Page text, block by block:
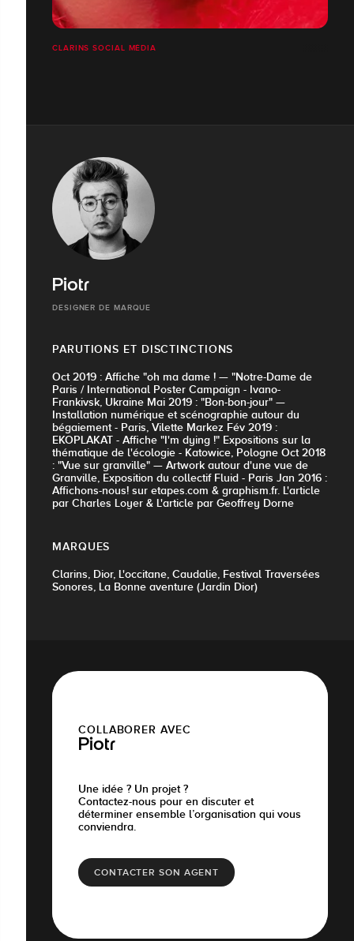
CLARINS SOCIAL MÉDIA
Piotr
DESIGNER DE MARQUE
PARUTIONS ET DISCTINCTIONS
Oct 2019 : Affiche "oh ma dame ! — "Notre-Dame de
Paris / International Poster Campaign - Ivano-
Frankivsk, Ukraine Mai 2019 : "Bon-bon-jour" —
Installation numérique et scénographie autour du
bégaiement - Paris, Vilette Markez Fév 2019 :
EKOPLAKAT - Affiche "I'm dying !" Expositions sur la
thématique de l'écologie - Katowice, Pologne Oct 2018
: "Vue sur granville" — Artwork autour d'une vue de
Granville, Exposition du collectif Fluid - Paris Jan 2016 :
Affichons-nous! sur etapes.com & graphism.fr. L'article
par Charles Loyer & L'article par Geoffrey Dorne
MARQUES
Clarins, Dior, L'occitane, Caudalie, Festival Traversées
Sonores, La Bonne aventure (Jardin Dior)
COLLABORER AVEC
Piotr
Une idée ? Un projet ?
Contactez-nous pour en discuter et
déterminer ensemble l’organisation qui vous
conviendra.
CONTACTER SON AGENT